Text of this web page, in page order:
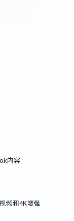
内容
频和4K增强